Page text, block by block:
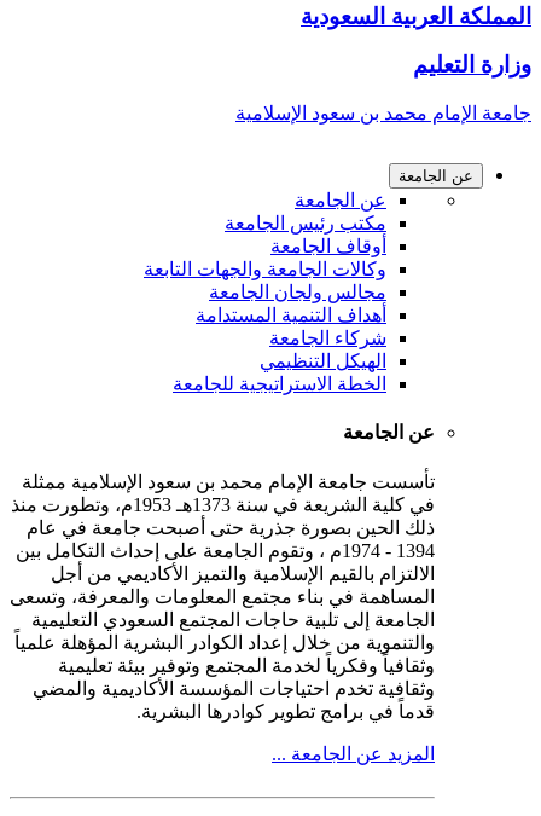
المملكة العربية السعودية
وزارة التعليم
جامعة الإمام محمد بن سعود الإسلامية
عن الجامعة
عن الجامعة
مكتب رئيس الجامعة
أوقاف الجامعة
وكالات الجامعة والجهات التابعة
مجالس ولجان الجامعة
أهداف التنمية المستدامة
شركاء الجامعة
الهيكل التنظيمي
الخطة الاستراتيجية للجامعة
عن الجامعة
تأسست جامعة الإمام محمد بن سعود الإسلامية ممثلة
في كلية الشريعة في سنة 1373هـ 1953م، وتطورت منذ
ذلك الحين بصورة جذرية حتى أصبحت جامعة في عام
1394 - 1974م ، وتقوم الجامعة على إحداث التكامل بين
الالتزام بالقيم الإسلامية والتميز الأكاديمي من أجل
المساهمة في بناء مجتمع المعلومات والمعرفة، وتسعى
الجامعة إلى تلبية حاجات المجتمع السعودي التعليمية
والتنموية من خلال إعداد الكوادر البشرية المؤهلة علمياً
وثقافياً وفكرياً لخدمة المجتمع وتوفير بيئة تعليمية
وثقافية تخدم احتياجات المؤسسة الأكاديمية والمضي
قدماً في برامج تطوير كوادرها البشرية.
المزيد عن الجامعة ...